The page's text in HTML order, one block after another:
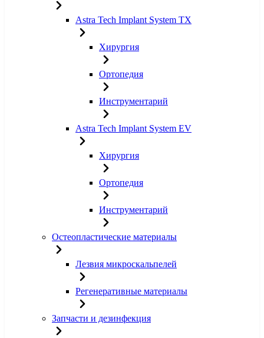
Astra Tech Implant System TX
Хирургия
Ортопедия
Инструментарий
Astra Tech Implant System EV
Хирургия
Ортопедия
Инструментарий
Остеопластические материалы
Лезвия микроскальпелей
Регенеративные материалы
Запчасти и дезинфекция